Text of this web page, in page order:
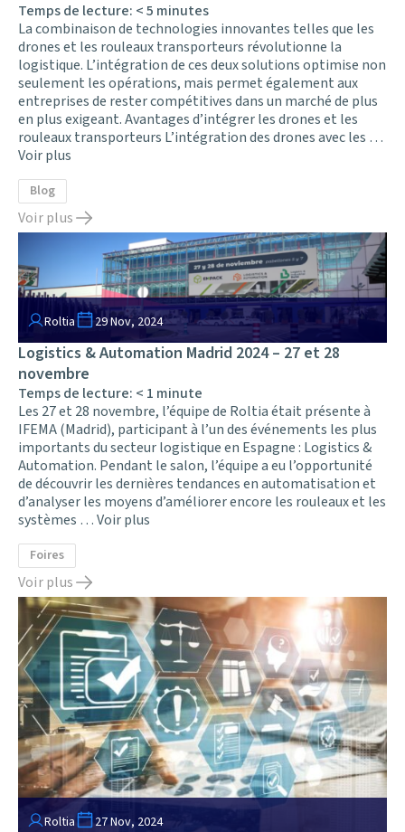
Temps de lecture: < 5 minutes
La combinaison de technologies innovantes telles que les
drones et les rouleaux transporteurs révolutionne la
logistique. L’intégration de ces deux solutions optimise non
seulement les opérations, mais permet également aux
entreprises de rester compétitives dans un marché de plus
en plus exigeant. Avantages d’intégrer les drones et les
rouleaux transporteurs L’intégration des drones avec les …
Voir plus
Blog
Voir plus
Roltia 29 Nov, 2024
Logistics & Automation Madrid 2024 – 27 et 28
novembre
Temps de lecture: < 1 minute
Les 27 et 28 novembre, l’équipe de Roltia était présente à
IFEMA (Madrid), participant à l’un des événements les plus
importants du secteur logistique en Espagne : Logistics &
Automation. Pendant le salon, l’équipe a eu l’opportunité
de découvrir les dernières tendances en automatisation et
d’analyser les moyens d’améliorer encore les rouleaux et les
systèmes …Voir plus
Foires
Voir plus
Roltia 27 Nov, 2024